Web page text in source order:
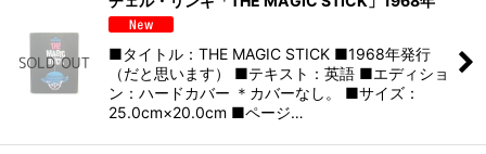
■タイトル：THE MAGIC STICK ■1968年発行
（だと思います） ■テキスト：英語 ■エディショ
ン：ハードカバー ＊カバーなし。 ■サイズ：
25.0cm×20.0cm ■ページ…